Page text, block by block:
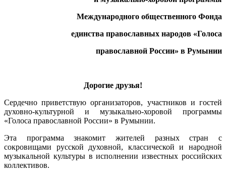
Международного общественного Фонда
единства православных народов «Голоса
православной России» в Румынии
Дорогие друзья!
Сердечно приветствую организаторов, участников и гостей
духовно-культурной и музыкально-хоровой программы
«Голоса православной России» в Румынии.
Эта программа знакомит жителей разных стран с
сокровищами русской духовной, классической и народной
музыкальной культуры в исполнении известных российских
коллективов.